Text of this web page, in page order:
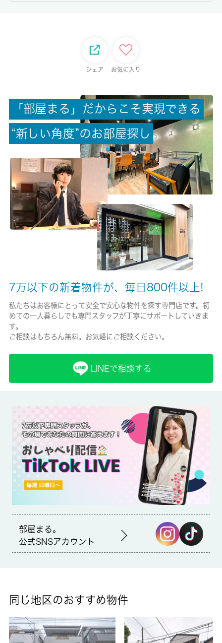
駐車場/料金
-/-
有/18000円
保険名/保険期間
-/2年
保証人代行
０％（最低保証料２０，０００円）
賃貸区分/契約期間
定期借家権/2年
取引形態
ドアを開けたり直接会話しなくてもモニター越しに来訪者を確認
できるモニター付きインターホンで防犯対策が可能です。室内設
備はCATV・エアコン・ロフトなどが揃っており、とても充実し
ています。賃料4.2万円のお部屋です。利便性の高い暮らしをする
なら江戸川区へのお引越をご検討してみてはいかがでしょうか？
住み良い環境が整っているので、生活に困ることはありません。
賃貸情報のことなら、当社にお任せ下さい。
シェア お気に入り
「 部屋 ま る 」 だ か ら こ そ実現で き る
“新 し い角 度”のお部屋探 し
7万以下の新着物件が、毎日800件以上!
私たちはお客様にとって安全で安心な物件を探す専門店です。初
めての一人暮らしでも専門スタッフが丁寧にサポートしていきま
す。
ご相談はもちろん無料。お気軽にご相談ください。
LINEで相談する
部屋まる。
公式SNSアカウント
同じ地区のおすすめ物件